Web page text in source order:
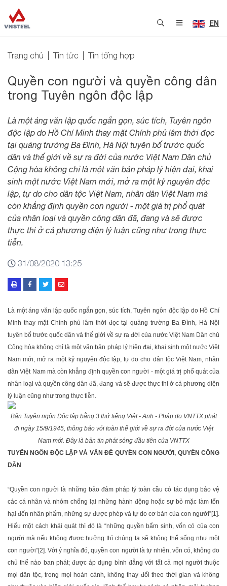
EN
Trang chủ Tin tức Tin tổng hợp
Quyền con người và quyền công dân
trong Tuyên ngôn độc lập
Là một áng văn lập quốc ngắn gọn, súc tích, Tuyên ngôn
độc lập do Hồ Chí Minh thay mặt Chính phủ lâm thời đọc
tại quảng trường Ba Đình, Hà Nội tuyên bố trước quốc
dân và thế giới về sự ra đời của nước Việt Nam Dân chủ
Cộng hòa không chỉ là một văn bản pháp lý hiện đại, khai
sinh một nước Việt Nam mới, mở ra một kỷ nguyên độc
lập, tự do cho dân tộc Việt Nam, nhân dân Việt Nam mà
còn khẳng định quyền con người - một giá trị phổ quát
của nhân loại và quyền công dân đã, đang và sẽ được
thực thi ở cả phương diện lý luận cũng như trong thực
tiễn.
31/08/2020 13:25
Là một áng văn lập quốc ngắn gọn, súc tích, Tuyên ngôn độc lập do Hồ Chí
Minh thay mặt Chính phủ lâm thời đọc tại quảng trường Ba Đình, Hà Nội
tuyên bố trước quốc dân và thế giới về sự ra đời của nước Việt Nam Dân chủ
Cộng hòa không chỉ là một văn bản pháp lý hiện đại, khai sinh một nước Việt
Nam mới, mở ra một kỷ nguyên độc lập, tự do cho dân tộc Việt Nam, nhân
dân Việt Nam mà còn khẳng định quyền con người - một giá trị phổ quát của
nhân loại và quyền công dân đã, đang và sẽ được thực thi ở cả phương diện
lý luận cũng như trong thực tiễn.
Bản Tuyên ngôn Độc lập bằng 3 thứ tiếng Việt - Anh - Pháp do VNTTX phát
đi ngày 15/9/1945, thông báo với toàn thế giới về sự ra đời của nước Việt
Nam mới. Đây là bản tin phát sóng đầu tiên của VNTTX
TUYÊN NGÔN ĐỘC LẬP VÀ VẤN ĐỀ QUYỀN CON NGƯỜI, QUYỀN CÔNG
DÂN
“Quyền con người là những bảo đảm pháp lý toàn cầu có tác dụng bảo vệ
các cá nhân và nhóm chống lại những hành động hoặc sự bỏ mặc làm tổn
hại đến nhân phẩm, những sự được phép và tự do cơ bản của con người”[1].
Hiểu một cách khái quát thì đó là “những quyền bẩm sinh, vốn có của con
người mà nếu không được hưởng thì chúng ta sẽ không thể sống như một
con người”[2]. Với ý nghĩa đó, quyền con người là tự nhiên, vốn có, không do
chủ thể nào ban phát; được áp dụng bình đẳng với tất cả mọi người thuộc
mọi dân tộc, trong mọi hoàn cảnh, không thay đổi theo thời gian và không